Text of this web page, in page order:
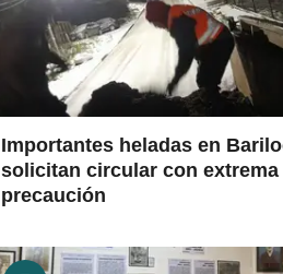
Importantes heladas en
solicitan circular con extrema
precaución